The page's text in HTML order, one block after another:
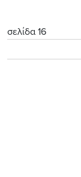
σελίδα 16